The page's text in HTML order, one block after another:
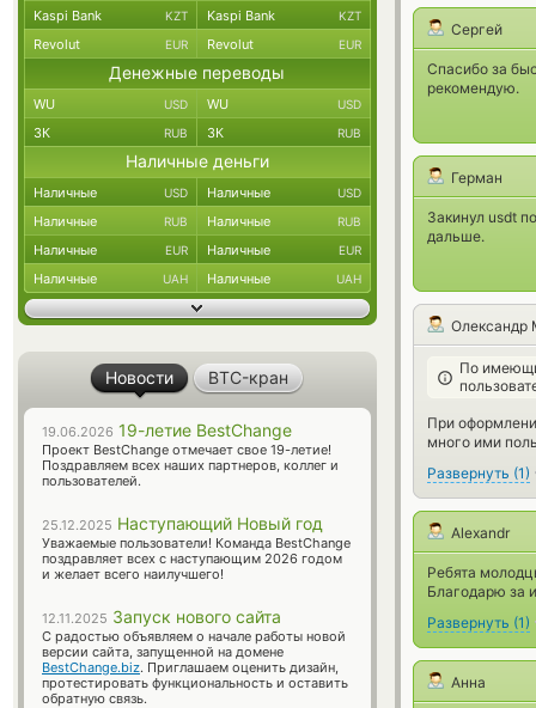
Сергей
Спасибо за
рекомендую.
Герман
Закинул usdt
дальше.
Олександр
По
При
много ими
Развернуть (1)
Alexandr
Ребята
Благодарю за
Развернуть (1)
Анна
Kaspi Bank KZT Kaspi Bank KZT
Revolut EUR Revolut EUR
Денежные переводы
WU USD WU USD
ЗК RUB ЗК RUB
Наличные деньги
Наличные USD Наличные USD
Наличные RUB Наличные RUB
Наличные EUR Наличные EUR
Наличные UAH Наличные UAH
Новости BTC-кран
19.06.2026 19-летие BestChange
Проект BestChange отмечает свое 19-летие!
Поздравляем всех наших партнеров, коллег и
пользователей.
25.12.2025 Наступающий Новый год
Уважаемые пользователи! Команда BestChange
поздравляет всех с наступающим 2026 годом
и желает всего наилучшего!
12.11.2025 Запуск нового сайта
С радостью объявляем о начале работы новой
версии сайта, запущенной на домене
BestChange.biz. Приглашаем оценить дизайн,
протестировать функциональность и оставить
обратную связь.